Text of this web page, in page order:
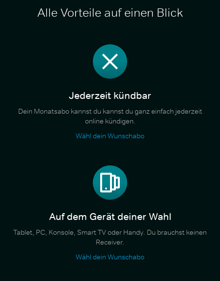
Alle Vorteile auf einen Blick
Jederzeit kündbar
Dein Monatsabo kannst du kannst du ganz einfach jederzeit
online kündigen.
Wähl dein Wunschabo
Auf dem Gerät deiner Wahl
Tablet, PC, Konsole, Smart TV oder Handy. Du brauchst keinen
Receiver.
Wähl dein Wunschabo